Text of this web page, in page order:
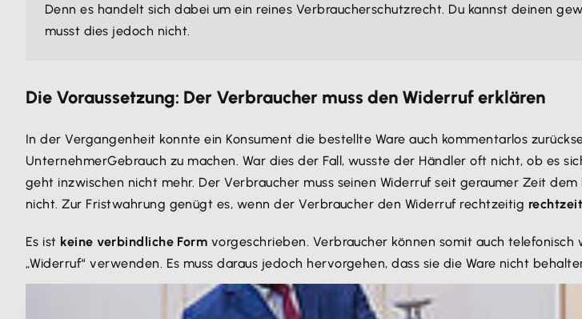
Denn es handelt sich dabei um ein reines Verbraucherschutzrecht. Du kannst deinen
musst dies jedoch nicht.
Die Voraussetzung: Der Verbraucher muss den Widerruf erklären
In der Vergangenheit konnte ein Konsument die bestellte Ware auch kommentarlos
UnternehmerGebrauch zu machen. War dies der Fall, wusste der Händler oft nicht, ob es
geht inzwischen nicht mehr. Der Verbraucher muss seinen Widerruf seit geraumer Zeit
nicht. Zur Fristwahrung genügt es, wenn der Verbraucher den Widerruf rechtzeitig
Es ist keine verbindliche Form vorgeschrieben. Verbraucher können somit auch
„Widerruf“ verwenden. Es muss daraus jedoch hervorgehen, dass sie die Ware nicht